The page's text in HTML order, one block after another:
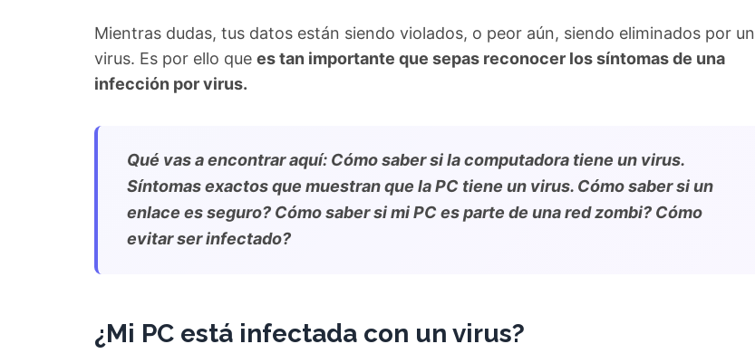
Mientras dudas, tus datos están siendo violados, o peor aún, siendo eliminados por un
virus. Es por ello que es tan importante que sepas reconocer los síntomas de una
infección por virus.
Qué vas a encontrar aquí: Cómo saber si la computadora tiene un virus.
Síntomas exactos que muestran que la PC tiene un virus. Cómo saber si un
enlace es seguro? Cómo saber si mi PC es parte de una red zombi? Cómo
evitar ser infectado?
¿Mi PC está infectada con un virus?